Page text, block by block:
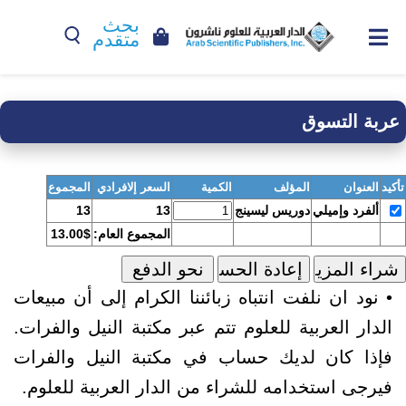
بحث
متقدم
عربة التسوق
تأكيد العنوان المؤلف الكمية السعر إلافرادي المجموع
ألفرد وإميلي دوريس ليسينج 13
13
المجموع العام: 13.00$
• نود ان نلفت انتباه زبائننا الكرام إلى أن مبيعات
الدار العربية للعلوم تتم عبر مكتبة النيل والفرات.
فإذا كان لديك حساب في مكتبة النيل والفرات
فيرجى استخدامه للشراء من الدار العربية للعلوم.